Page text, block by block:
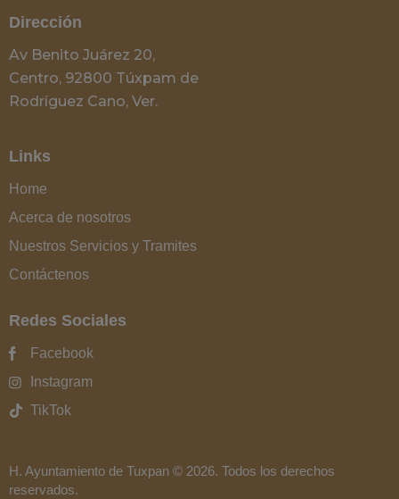
Dirección
Av Benito Juárez 20,
Centro, 92800 Túxpam de
Rodríguez Cano, Ver.
Links
Home
Acerca de nosotros
Nuestros Servicios y Tramites
Contáctenos
Redes Sociales
Facebook
Instagram
TikTok
H. Ayuntamiento de Tuxpan © 2026. Todos los derechos
reservados.